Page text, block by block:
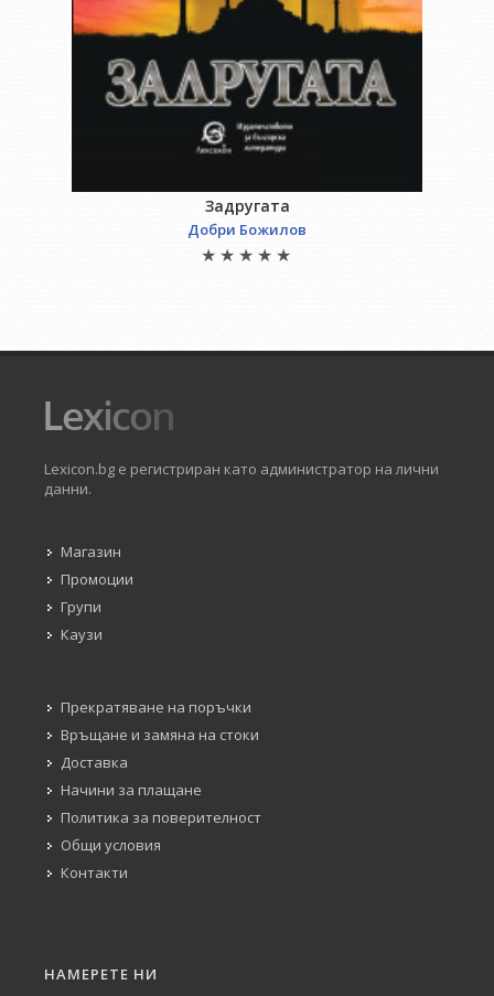
Задругата
Добри Божилов
Lexicon.bg е регистриран като администратор на лични
данни.
Магазин
Промоции
Групи
Каузи
Прекратяване на поръчки
Връщане и замяна на стоки
Доставка
Начини за плащане
Политика за поверителност
Общи условия
Контакти
НАМЕРЕТЕ НИ